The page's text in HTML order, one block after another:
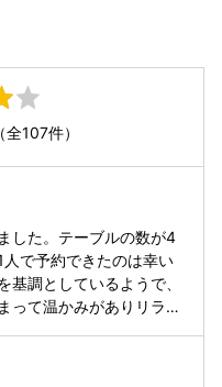
（全107件）
した。テーブルの数が4
で予約できたのは幸い
基調としているようで、
って温かみがありリラッ
因だったかと思われま
かで絵になるものばかり